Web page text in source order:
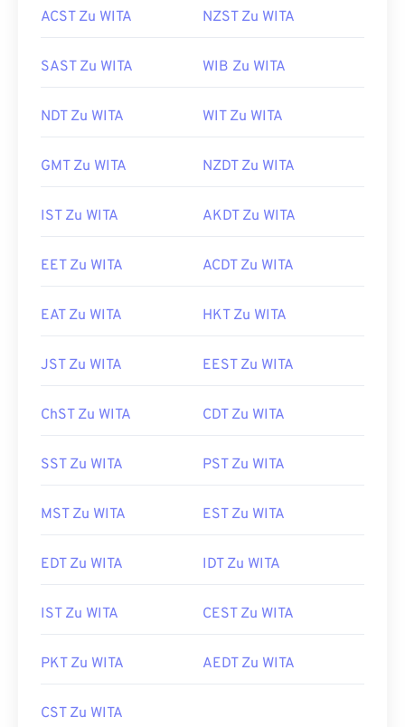
ACST Zu WITA NZST Zu WITA
SAST Zu WITA WIB Zu WITA
NDT Zu WITA WIT Zu WITA
GMT Zu WITA NZDT Zu WITA
IST Zu WITA AKDT Zu WITA
EET Zu WITA ACDT Zu WITA
EAT Zu WITA HKT Zu WITA
JST Zu WITA EEST Zu WITA
ChST Zu WITA CDT Zu WITA
SST Zu WITA PST Zu WITA
MST Zu WITA EST Zu WITA
EDT Zu WITA IDT Zu WITA
IST Zu WITA CEST Zu WITA
PKT Zu WITA AEDT Zu WITA
CST Zu WITA